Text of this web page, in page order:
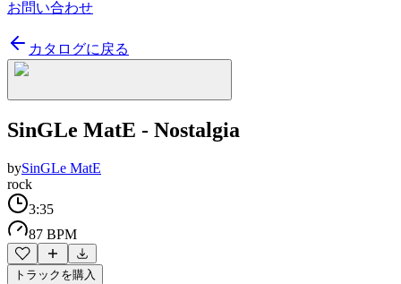
お問い合わせ
カタログに戻る
SinGLe MatE - Nostalgia
bySinGLe MatE
rock
3:35
87 BPM
トラックを購入